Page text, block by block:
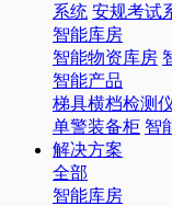
系统 安规考试
智能库房
智能物资库房
智能产品
梯具横档检测
单警装备柜 智
解决方案
全部
智能库房